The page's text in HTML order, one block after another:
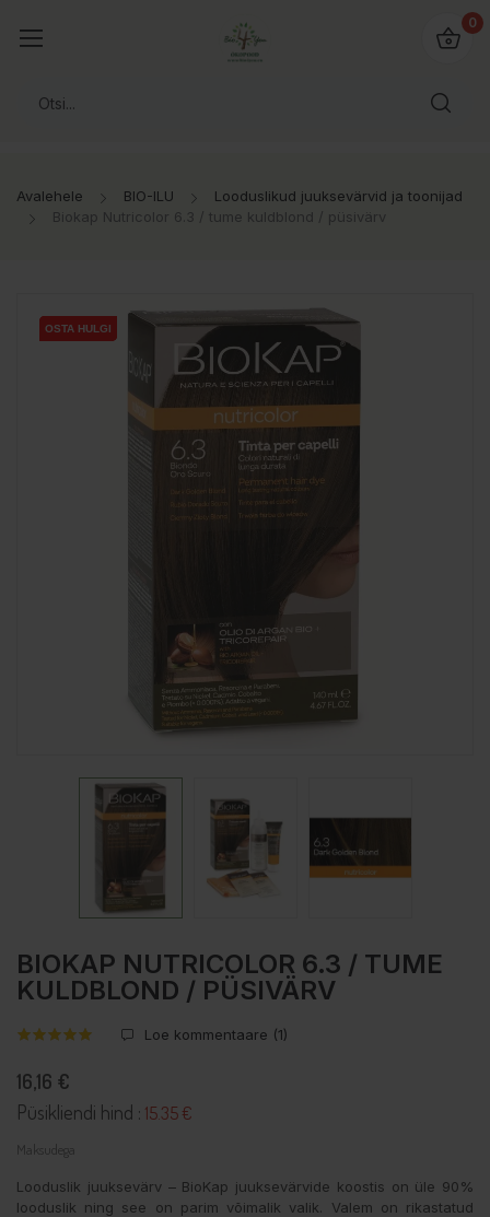
0
Avalehele BIO-ILU
Looduslikud juuksevärvid ja toonijad
Biokap Nutricolor 6.3 / tume kuldblond / püsivärv
OSTA HULGI
OSTA HULGI
OSTA HULGI
OSTA HULGI
BIOKAP NUTRICOLOR 6.3 / TUME
KULDBLOND / PÜSIVÄRV
Loe kommentaare (1)
16,16 €
Püsikliendi hind : 15.35 €
Maksudega
Looduslik juuksevärv – BioKap juuksevärvide koostis on üle 90%
looduslik ning see on parim võimalik valik. Valem on rikastatud